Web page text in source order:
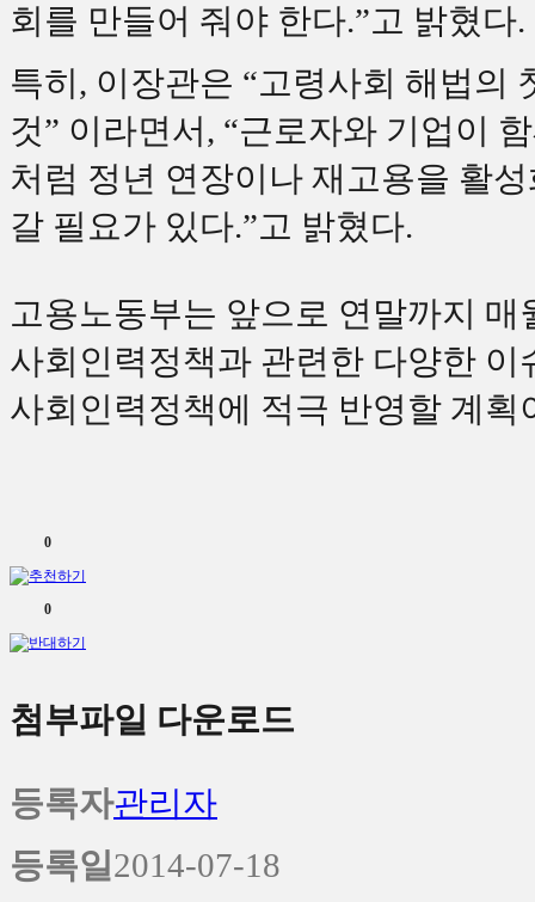
회를 만들어 줘야 한다.”고 밝혔다.
특히, 이장관은 “고령사회 해법의
것” 이라면서, “근로자와 기업이
처럼 정년 연장이나 재고용을 활
갈 필요가 있다.”고 밝혔다.
고용노동부는 앞으로 연말까지
사회인력정책과 관련한 다양한
사회인력정책에 적극 반영할 계획
0
0
첨부파일 다운로드
등록자관리자
등록일 2014-07-18